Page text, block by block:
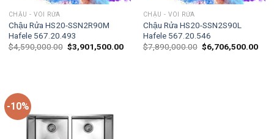
CHẬU - VÒI RỬA
Chậu Rửa HS20-SSN2R90M
Hafele 567.20.493
$4,590,000.00 $3,901,500.00
CHẬU - VÒI RỬA
Chậu Rửa HS20-SSN2S90L
Hafele 567.20.546
$7,890,000.00 $6,706,500.00
-10%